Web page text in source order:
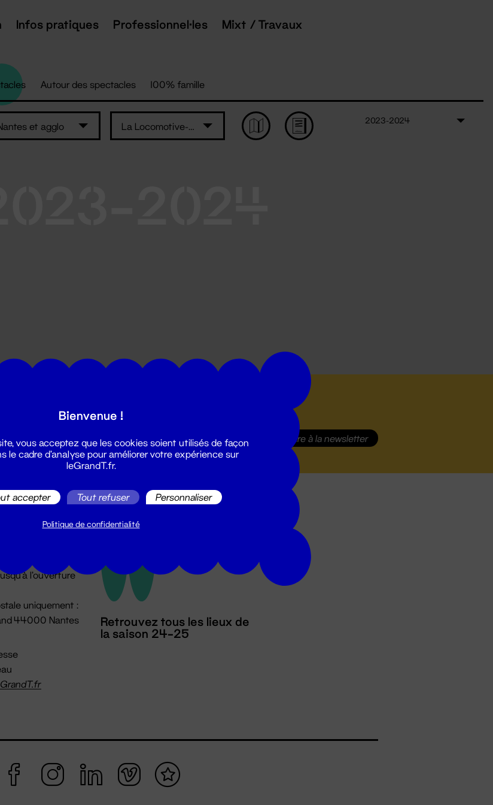
Infos pratiques Professionnel·les Mixt / Travaux
Autour des spectacles 100% famille
et agglo La Locomotive-maison de quartier Erdre..
2023-2024
actualités du Grand T :
S'inscrire à la newsletter
l'ouverture
uniquement :
44000 Nantes
Retrouvez tous les lieux de
la saison 24-25
Bienvenue !
vous acceptez que les cookies soient utilisés de façon
le cadre d'analyse pour améliorer votre expérience sur
leGrandT.fr.
accepter Tout refuser Personnaliser
Politique de confidentialité